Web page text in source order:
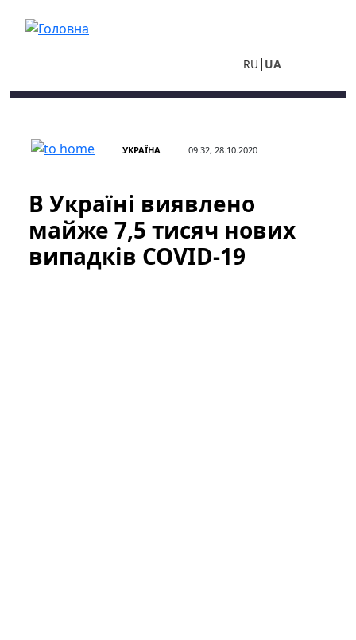
RU UA
УКРАЇНА 09:32, 28.10.2020
В Україні виявлено
майже 7,5 тисяч нових
випадків COVID-19